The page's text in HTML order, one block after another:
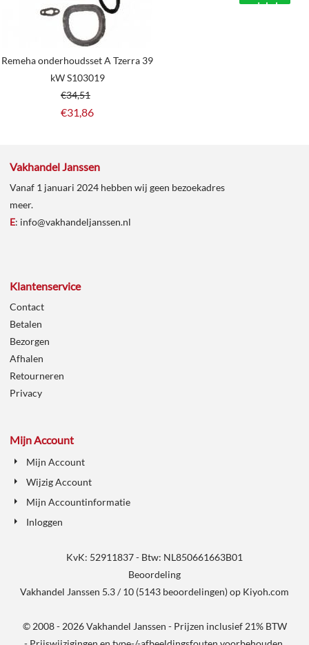
winkelmand
Remeha onderhoudsset A Tzerra 39
kW S103019
€34,51
€31,86
Vakhandel Janssen
Vanaf 1 januari 2024 hebben wij geen bezoekadres
meer.
E: info@vakhandeljanssen.nl
Klantenservice
Contact
Betalen
Bezorgen
Afhalen
Retourneren
Privacy
Mijn Account
Mijn Account
Wijzig Account
Mijn Accountinformatie
Inloggen
KvK: 52911837 - Btw: NL850661663B01
Beoordeling
Vakhandel Janssen 5.3/10 (5143 beoordelingen) op Kiyoh.com
© 2008 - 2026 Vakhandel Janssen - Prijzen inclusief 21% BTW